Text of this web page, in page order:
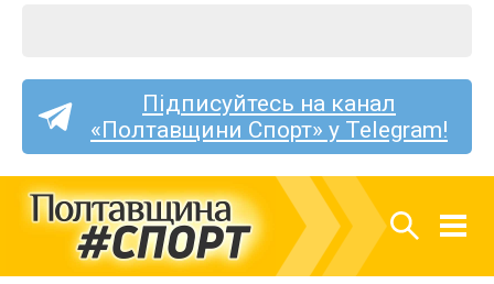
Підписуйтесь на канал
«Полтавщини Спорт» у Telegram!